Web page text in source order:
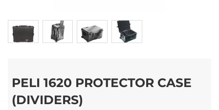
PELI 1620 PROTECTOR CASE
(DIVIDERS)